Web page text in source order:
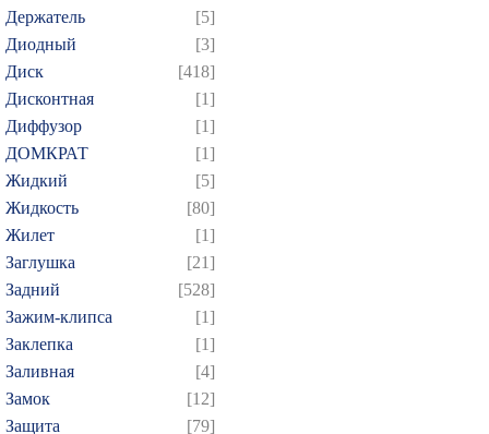
Держатель
[5]
Диодный
[3]
Диск
[418]
Дисконтная
[1]
Диффузор
[1]
ДОМКРАТ
[1]
Жидкий
[5]
Жидкость
[80]
Жилет
[1]
Заглушка
[21]
Задний
[528]
Зажим-клипса
[1]
Заклепка
[1]
Заливная
[4]
Замок
[12]
Защита
[79]